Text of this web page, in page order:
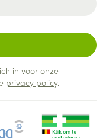
in voor onze
privacy policy.